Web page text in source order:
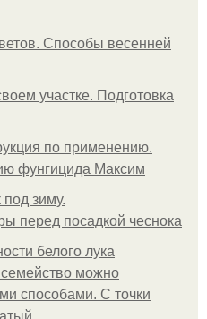
Способы весенней
участке. Подготовка
по применению.
фунгицида Максим
под зиму.
перед посадкой чеснока
белого лука
можно
способами. С точки